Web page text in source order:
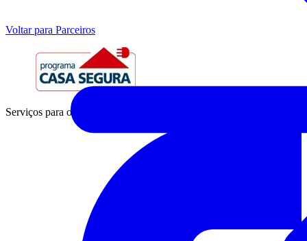
Voltar para Parceiros
Serviços para o Setor